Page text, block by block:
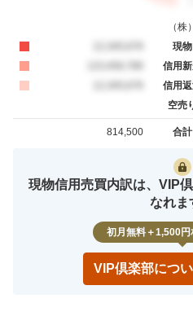
（株）
現物
信用
信用
空売
合計
814,500
現物信用売買内訳は、VIP
なれま
初月無料＋1,500円
VIP倶楽部につ